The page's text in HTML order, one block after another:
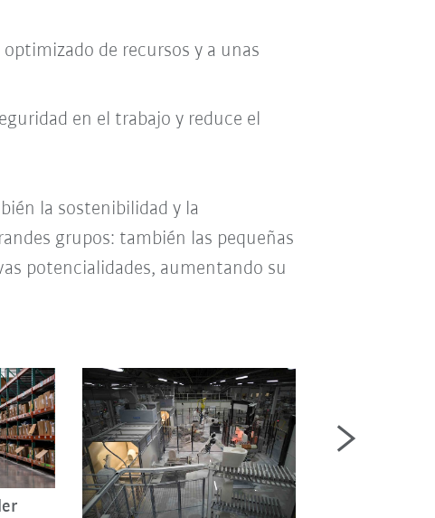
de recursos y a unas
en el trabajo y reduce el
la sostenibilidad y la
grupos: también las pequeñas
potencialidades, aumentando su